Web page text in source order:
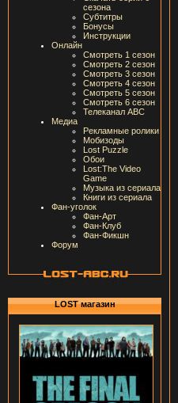
сезона
Субтитры
Бонусы
Инструкции
Онлайн
Смотреть 1 сезон
Смотреть 2 сезон
Смотреть 3 сезон
Смотреть 4 сезон
Смотреть 5 сезон
Смотреть 6 сезон
Телеканал ABC
Медиа
Рекламные ролики
Мобизоды
Lost Puzzle
Обои
Lost:The Video
Game
Музыка из сериала
Книги из сериала
Фан-уголок
Фан-Арт
Фан-Клуб
Фан-Фикшн
Форум
LOST магазин